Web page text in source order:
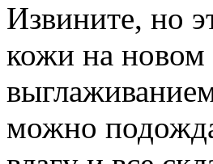
Извините, но
кожи на новом
можно